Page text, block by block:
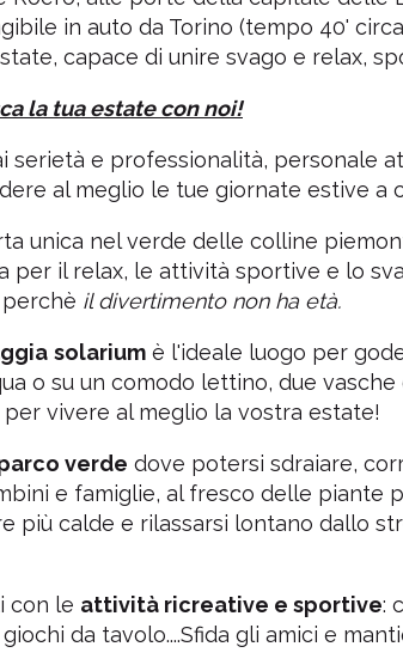
in auto da Torino (tempo 40'
capace di unire svago e relax,
la tua estate con noi!
serietà e professionalità, personale
al meglio le tue giornate estive a
unica nel verde delle colline
per il relax, le attività sportive e lo
il divertimento non ha età.
solarium è l'ideale luogo per
o su un comodo lettino, due
per vivere al meglio la vostra estate!
verde dove potersi sdraiare,
e famiglie, al fresco delle piante
più calde e rilassarsi lontano dallo
con le attività ricreative e sportive:
da tavolo....Sfida gli amici e